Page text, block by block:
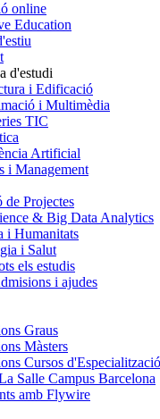
online
Education
d'estudi
i Edificació
i Multimèdia
TIC
Artificial
i Management
de Projectes
& Big Data Analytics
i Humanitats
i Salut
els estudis
i ajudes
Graus
Màsters
Cursos d'Especialització
Salle Campus Barcelona
amb Flywire